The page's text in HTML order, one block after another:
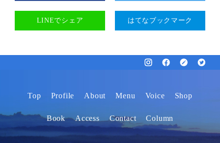
LINEでシェア はてなブックマーク
Top Profile About Menu Voice Shop
Book Access Contact Column